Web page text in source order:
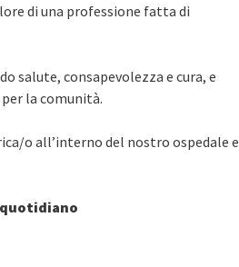
di una professione fatta di
salute, consapevolezza e cura, e
la comunità.
o all’interno del nostro ospedale e